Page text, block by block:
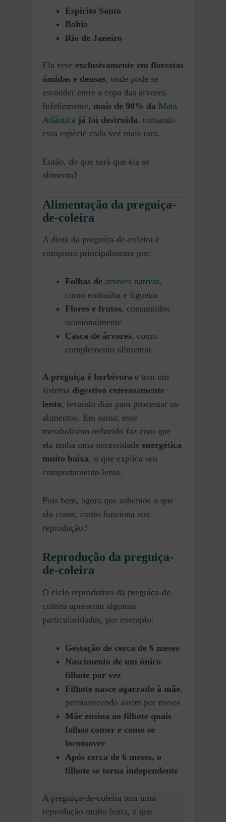
Espírito Santo
Bahia
Rio de Janeiro
Ela vive exclusivamente em florestas
úmidas e densas, onde pode se
esconder entre a copa das árvores.
Infelizmente, mais de 90% da Mata
Atlântica já foi destruída, tornando
essa espécie cada vez mais rara.
Então, do que será que ela se
alimenta?
Alimentação da preguiça-
de-coleira
A dieta da preguiça-de-coleira é
composta principalmente por:
Folhas de árvores nativas,
como embaúba e figueira
Flores e frutos, consumidos
ocasionalmente
Casca de árvores, como
complemento alimentar
A preguiça é herbívora e tem um
sistema digestivo extremamente
lento, levando dias para processar os
alimentos. Em suma, esse
metabolismo reduzido faz com que
ela tenha uma necessidade energética
muito baixa, o que explica seu
comportamento lento.
Pois bem, agora que sabemos o que
ela come, como funciona sua
reprodução?
Reprodução da preguiça-
de-coleira
O ciclo reprodutivo da preguiça-de-
coleira apresenta algumas
particularidades, por exemplo:
Gestação de cerca de 6 meses
Nascimento de um único
filhote por vez
Filhote nasce agarrado à mãe,
permanecendo assim por meses
Mãe ensina ao filhote quais
folhas comer e como se
locomover
Após cerca de 6 meses, o
filhote se torna independente
A preguiça-de-coleira tem uma
reprodução muito lenta, o que